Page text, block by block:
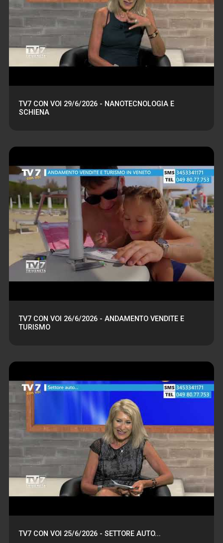
TV7 CON VOI 29/6/2026 - NANOTECNOLOGIA E
SCHIENA
TV7 CON VOI 26/6/2026 - ANDAMENTO VENDITE E
TURISMO
TV7 CON VOI 25/6/2026 - SETTORE AUTO...